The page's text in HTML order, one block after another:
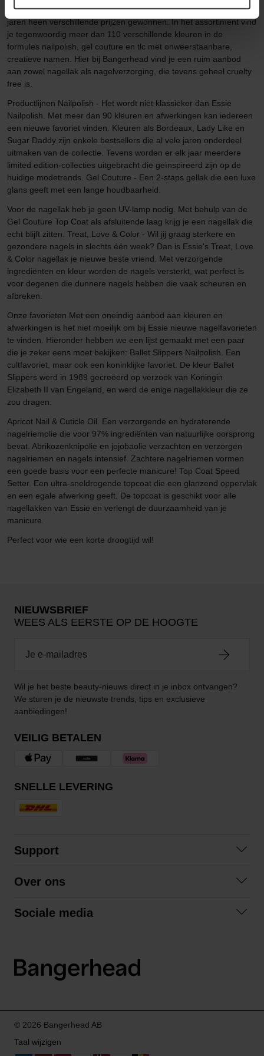
hoogkwalitatieve ingrediënten en salonkwaliteit, en heeft door de
jaren heen verschillende prijzen gewonnen. In het assortiment vind
je tegenwoordig meer dan 110 verschillende kleuren in de
formules nailpolish, gel couture en tlc met onweerstaanbare,
creatieve namen. Hier bij Bangerhead vind je een ruim aanbod
aan zowel nagellak als nagelverzorging, die tevens geheel cruelty
free is.
Productlijnen Nailpolish - Het wordt niet klassieker dan Essie
Nailpolish. Met meer dan 90 kleuren en afwerkingen kan iedereen
een nieuwe favoriet vinden. Kleuren als Bordeaux, Lady Like en
Sugar Daddy zijn enkele bestsellers die al vele jaren onderdeel
uitmaken van de collectie. Tevens worden er elk jaar meerdere
limited edition-collecties uitgebracht die geïnspireerd zijn op de
huidige modetrends. Gel Couture - Een 2-staps gellak die een luxe
glans geeft met een lange houdbaarheid.
Voor de nagellak heb je geen UV-lamp nodig. Met behulp van de
Gel Couture Top Coat als afsluitende laag krijg je een nagellak die
echt blijft zitten. Treat, Love & Color - Wil jij graag sterkere en
gezondere nagels in slechts één week? Dan is Essie's Treat, Love
& Color nagellak je nieuwe beste vriend. Met verzorgende
ingrediënten en kleur worden de nagels versterkt, wat perfect is
voor degenen die dunnere nagels hebben die vaak scheuren en
afbreken.
Onze favorieten Met een oneindig aanbod aan kleuren en
afwerkingen is het niet moeilijk om bij Essie nieuwe nagelfavorieten
te vinden. Hieronder hebben we een lijst gemaakt met een paar
die je zeker eens moet bekijken: Ballet Slippers Nailpolish. Een
cultfavoriet, maar ook een koninklijke favoriet. De kleur Ballet
Slippers werd in 1989 gecreëerd op verzoek van Koningin
Elizabeth II van Engeland, en werd de enige nagellakkleur die ze
zou dragen.
Apricot Nail & Cuticle Oil. Een verzorgende en hydraterende
nagelriemolie die voor 97% ingrediënten van natuurlijke oorsprong
bevat. Abrikozenknipolie en jojobaolie verzachten en verzorgen
nagelriemen en nagels intensief. Zachtere nagelriemen vormen
een goede basis voor een perfecte manicure! Top Coat Speed
Setter. Een ultra-sneldrogende topcoat die een glanzend oppervlak
en een egale afwerking geeft. De topcoat is geschikt voor alle
nagellakken van Essie en verlengt de duurzaamheid van je
manicure.
Perfect voor wie een korte droogtijd wil!
NIEUWSBRIEF
WEES ALS EERSTE OP DE HOOGTE
Wil je het beste beauty-nieuws direct in je inbox ontvangen?
We sturen je de nieuwste trends, tips en exclusieve
aanbiedingen!
VEILIG BETALEN
SNELLE LEVERING
Support
Algemene voorwaarden
Over ons
Sociale media
LinkedIn
© 2026 Bangerhead AB
Taal wijzigen